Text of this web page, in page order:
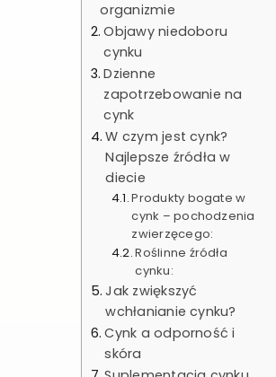
organizmie
Objawy niedoboru
cynku
Dzienne
zapotrzebowanie na
cynk
W czym jest cynk?
Najlepsze źródła w
diecie
Produkty bogate w
cynk – pochodzenia
zwierzęcego:
Roślinne źródła
cynku:
Jak zwiększyć
wchłanianie cynku?
Cynk a odporność i
skóra